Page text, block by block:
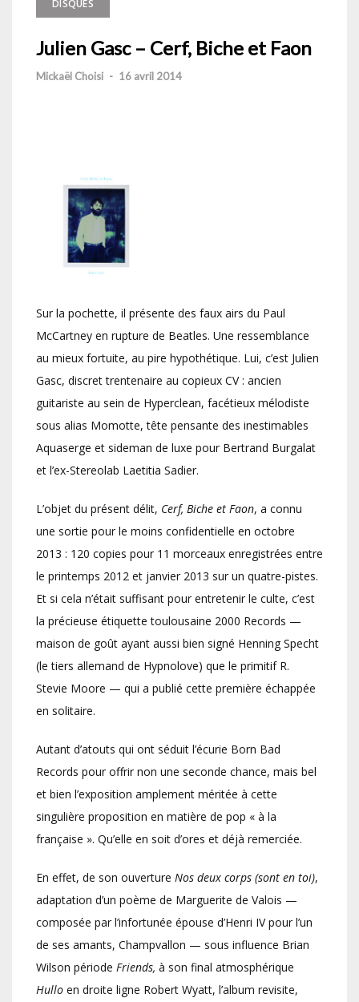
DISQUES
Julien Gasc – Cerf, Biche et Faon
Mickaël Choisi - 16 avril 2014
Sur la pochette, il présente des faux airs du Paul
McCartney en rupture de Beatles. Une ressemblance
au mieux fortuite, au pire hypothétique. Lui, c’est Julien
Gasc, discret trentenaire au copieux CV : ancien
guitariste au sein de Hyperclean, facétieux mélodiste
sous alias Momotte, tête pensante des inestimables
Aquaserge et sideman de luxe pour Bertrand Burgalat
et l’ex-Stereolab Laetitia Sadier.
L’objet du présent délit, Cerf, Biche et Faon, a connu
une sortie pour le moins confidentielle en octobre
2013 : 120 copies pour 11 morceaux enregistrées entre
le printemps 2012 et janvier 2013 sur un quatre-pistes.
Et si cela n’était suffisant pour entretenir le culte, c’est
la précieuse étiquette toulousaine 2000 Records —
maison de goût ayant aussi bien signé Henning Specht
(le tiers allemand de Hypnolove) que le primitif R.
Stevie Moore — qui a publié cette première échappée
en solitaire.
Autant d’atouts qui ont séduit l’écurie Born Bad
Records pour offrir non une seconde chance, mais bel
et bien l’exposition amplement méritée à cette
singulière proposition en matière de pop « à la
française ». Qu’elle en soit d’ores et déjà remerciée.
En effet, de son ouverture Nos deux corps (sont en toi),
adaptation d’un poème de Marguerite de Valois —
composée par l’infortunée épouse d’Henri IV pour l’un
de ses amants, Champvallon — sous influence Brian
Wilson période Friends, à son final atmosphérique
Hullo en droite ligne Robert Wyatt, l’album revisite,